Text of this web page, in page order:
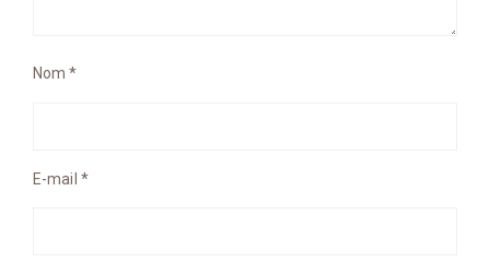
Nom*
E-mail *